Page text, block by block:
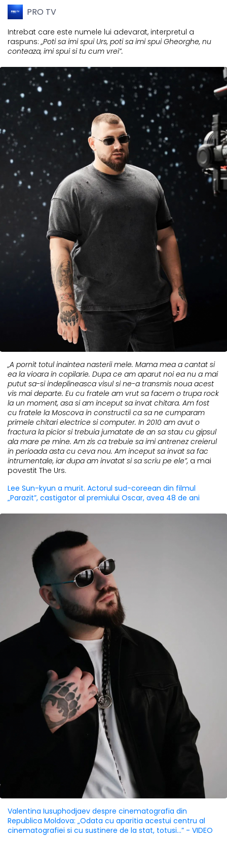
PRO TV
Intrebat care este numele lui adevarat, interpretul a
raspuns:„Poti sa imi spui Urs, poti sa imi spui Gheorghe, nu
conteaza, imi spui si tu cum vrei”.
„A pornit totul inaintea nasterii mele. Mama mea a cantat si
ea la vioara in copilarie. Dupa ce am aparut noi ea nu a mai
putut sa-si indeplineasca visul si ne-a transmis noua acest
vis mai departe. Eu cu fratele am vrut sa facem o trupa rock
la un moment, asa si am inceput sa invat chitara. Am fost
cu fratele la Moscova in constructii ca sa ne cumparam
primele chitari electrice si computer. In 2010 am avut o
fractura la picior si trebuia jumatate de an sa stau cu gipsul
ala mare pe mine. Am zis ca trebuie sa imi antrenez creierul
in perioada asta cu ceva nou. Am inceput sa invat sa fac
intrumentale, iar dupa am invatat si sa scriu pe ele”, a mai
povestit The Urs.
Lee Sun-kyun a murit. Actorul sud-coreean din filmul
„Parazit”, castigator al premiului Oscar, avea 48 de ani
Valentina Iusuphodjaev despre cinematografia din
Republica Moldova: „Odata cu aparitia acestui centru al
cinematografiei si cu sustinere de la stat, totusi...” - VIDEO